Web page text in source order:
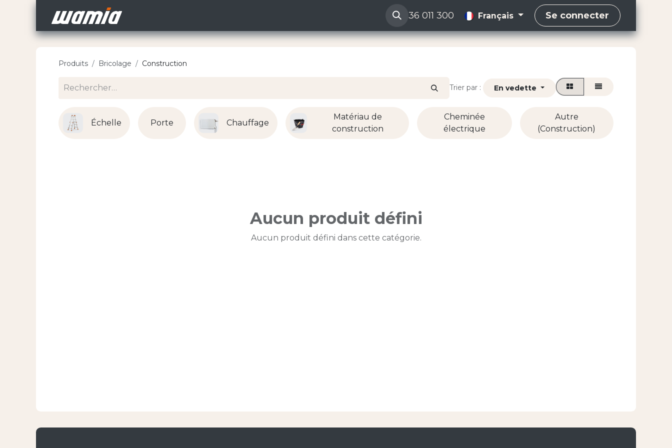
36 011 300 Français Se connecter
Produits Bricolage Construction
Trier par : En vedette
Échelle Porte Chauffage
Matériau de
construction
Cheminée
électrique
Autre
(Construction)
Aucun produit défini
Aucun produit défini dans cette catégorie.